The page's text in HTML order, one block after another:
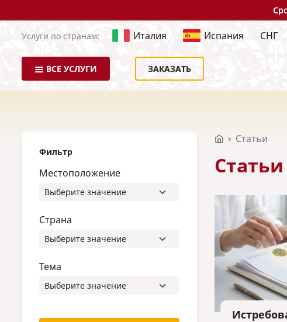
Услуги по странам: Италия Испания СНГ
ВСЕ УСЛУГИ ЗАКАЗАТЬ
Фильтр
Местоположение
Страна
Тема
Статьи
Статьи